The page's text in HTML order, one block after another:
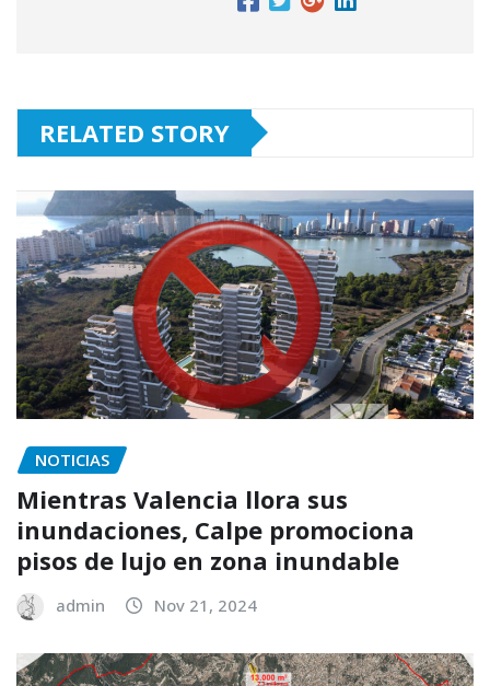
RELATED STORY
NOTICIAS
Mientras Valencia llora sus
inundaciones, Calpe promociona
pisos de lujo en zona inundable
admin Nov 21, 2024